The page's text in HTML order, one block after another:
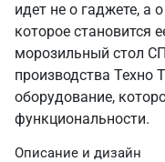
идет не о гаджете, а
которое становится
морозильный стол
производства Техно
оборудование,
функциональности.
Описание и дизайн